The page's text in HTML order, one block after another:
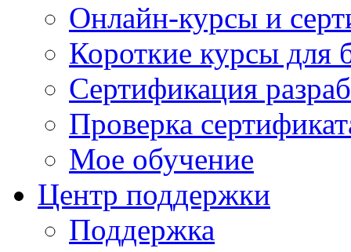
Онлайн-курсы и
Короткие курсы для
Сертификация
Проверка
Мое обучение
Центр поддержки
Поддержка